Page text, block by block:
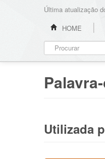
Última atualização
HOME
Utilizada